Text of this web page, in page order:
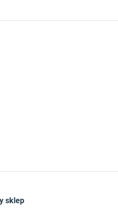
sklep